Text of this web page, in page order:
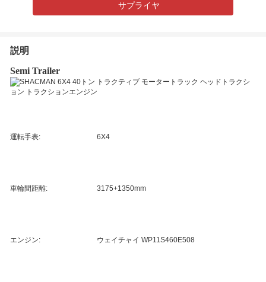
サプライヤ
説明
Semi Trailer
運転手表: 6X4
車輪間距離: 3175+1350mm
エンジン: ウェイチャイ WP11S460E508